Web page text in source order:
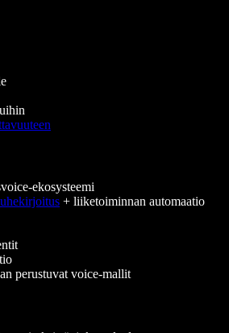
ekosysteemi
+ liiketoiminnan automaatio
perustuvat voice-mallit